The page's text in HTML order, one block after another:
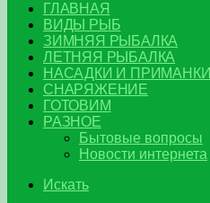
ГЛАВНАЯ
ВИДЫ РЫБ
ЗИМНЯЯ РЫБАЛКА
ЛЕТНЯЯ РЫБАЛКА
НАСАДКИ И ПРИМАНКИ
СНАРЯЖЕНИЕ
ГОТОВИМ
РАЗНОЕ
Бытовые вопросы
Новости интернета
Искать